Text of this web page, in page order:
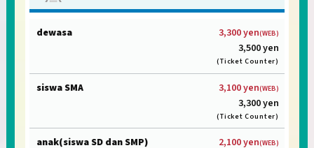
ke
3,300 yen(WEB)
3,500 yen
(Ticket Counter)
3,100 yen(WEB)
3,300 yen
(Ticket Counter)
2,100 yen(WEB)